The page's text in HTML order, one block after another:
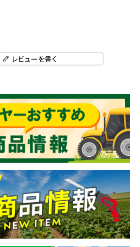
レビューを書く